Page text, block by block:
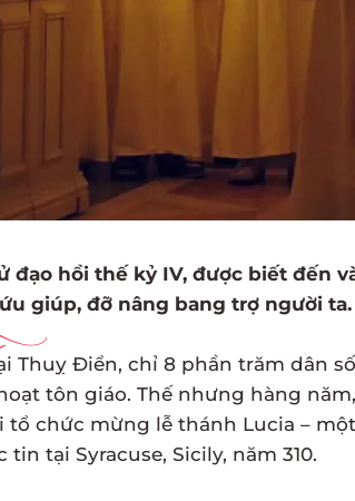
đạo hồi thế kỷ IV, được biết đến
giúp, đỡ nâng bang trợ người ta.
Thuỵ Điển, chỉ 8 phần trăm dân
tôn giáo. Thế nhưng hàng
tổ chức mừng lễ thánh Lucia –
tin tại Syracuse, Sicily, năm 310.